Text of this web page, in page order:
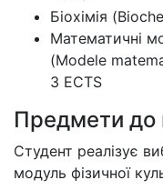
Біохімія
Математичні
(Modele
3 ECTS
Предмети до
Студент реалізує
модуль фізичної